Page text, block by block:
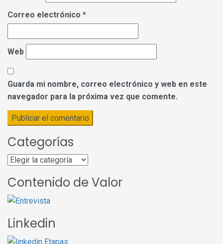
Correo electrónico *
Web
Guarda mi nombre, correo electrónico y web en este
navegador para la próxima vez que comente.
Categorías
Categorías
Contenido de Valor
Linkedin